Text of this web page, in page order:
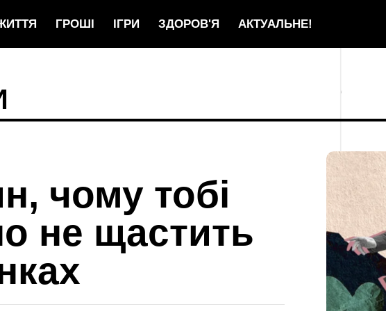
ГРОШІ ІГРИ ЗДОРОВ'Я АКТУАЛЬНЕ!
чому тобі
не щастить